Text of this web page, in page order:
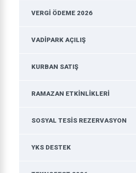
VERGI ÖDEME 2026
VADIPARK AÇILIŞ
KURBAN SATIŞ
RAMAZAN ETKINLIKLERI
SOSYAL TESIS REZERVASYON
YKS DESTEK